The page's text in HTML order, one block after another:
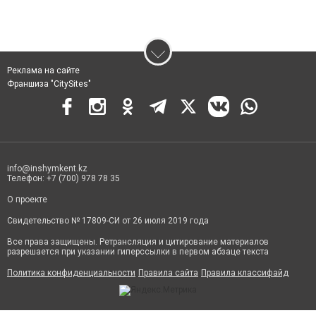
Реклама на сайте
Франшиза "CitySites"
info@inshymkent.kz
Телефон: +7 (700) 978 78 35
О проекте
Свидетельство № 17809-СИ от 26 июля 2019 года
Все права защищены. Ретрансляция и цитирование материалов
разрешается при указании гиперссылки в первом абзаце текста
Политика конфиденциальности Правила сайта Правила классифайд